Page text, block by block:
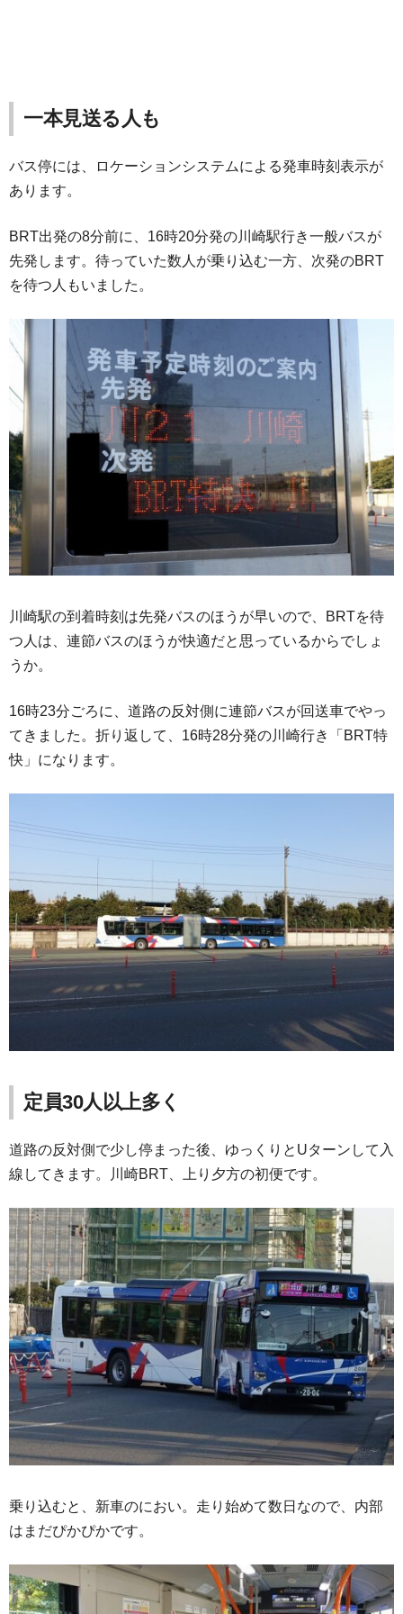
一本見送る人も
バス停には、ロケーションシステムによる発車時刻表示が
あります。
BRT出発の8分前に、16時20分発の川崎駅行き一般バスが
先発します。待っていた数人が乗り込む一方、次発のBRT
を待つ人もいました。
川崎駅の到着時刻は先発バスのほうが早いので、BRTを待
つ人は、連節バスのほうが快適だと思っているからでしょ
うか。
16時23分ごろに、道路の反対側に連節バスが回送車でやっ
てきました。折り返して、16時28分発の川崎行き「BRT特
快」になります。
定員30人以上多く
道路の反対側で少し停まった後、ゆっくりとUターンして入
線してきます。川崎BRT、上り夕方の初便です。
乗り込むと、新車のにおい。走り始めて数日なので、内部
はまだぴかぴかです。